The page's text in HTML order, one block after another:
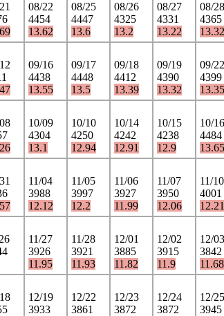
08/22
4454
13.62
08/25
4447
13.6
08/26
4325
13.2
08/27
4331
13.22
08/28
4365
13.32
09/16
4438
13.55
09/17
4448
13.5
09/18
4412
13.39
09/19
4390
13.32
09/22
4399
13.35
10/09
4304
13.1
10/10
4250
12.94
10/14
4242
12.91
10/15
4238
12.9
10/16
4484
13.65
11/04
3988
12.12
11/05
3997
12.2
11/06
3927
11.99
11/07
3950
12.06
11/10
4001
12.21
11/27
3926
11.95
11/28
3921
11.93
12/01
3885
11.82
12/02
3915
11.9
12/03
3842
11.68
12/19
3933
12/22
3861
12/23
3872
12/24
3872
12/25
3945